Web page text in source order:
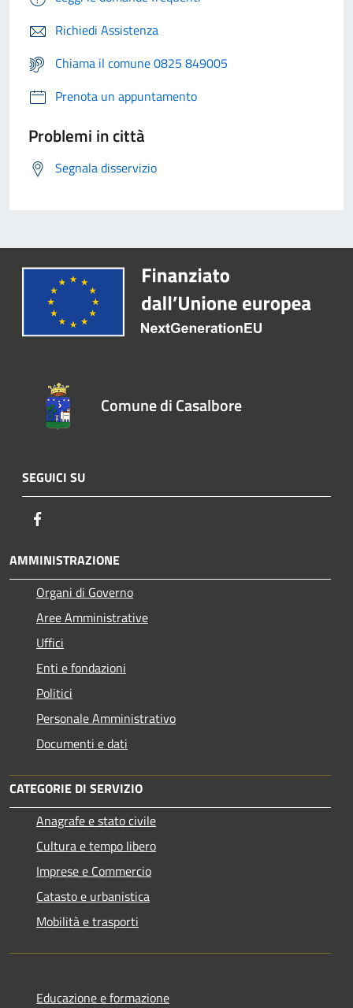
Richiedi Assistenza
Chiama il comune 0825 849005
Prenota un appuntamento
Problemi in città
Segnala disservizio
Comune di Casalbore
SEGUICI SU
AMMINISTRAZIONE
Organi di Governo
Aree Amministrative
Uffici
Enti e fondazioni
Politici
Personale Amministrativo
Documenti e dati
CATEGORIE DI SERVIZIO
Anagrafe e stato civile
Cultura e tempo libero
Imprese e Commercio
Catasto e urbanistica
Mobilità e trasporti
Educazione e formazione